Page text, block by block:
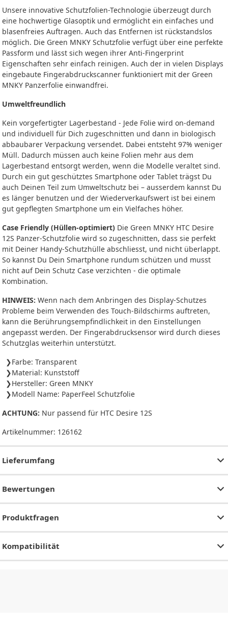
Unsere innovative Schutzfolien-Technologie überzeugt durch
eine hochwertige Glasoptik und ermöglicht ein einfaches und
blasenfreies Auftragen. Auch das Entfernen ist rückstandslos
möglich. Die Green MNKY Schutzfolie verfügt über eine perfekte
Passform und lässt sich wegen ihrer Anti-Fingerprint
Eigenschaften sehr einfach reinigen. Auch der in vielen Displays
eingebaute Fingerabdruckscanner funktioniert mit der Green
MNKY Panzerfolie einwandfrei.
Umweltfreundlich
Kein vorgefertigter Lagerbestand - Jede Folie wird on-demand
und individuell für Dich zugeschnitten und dann in biologisch
abbaubarer Verpackung versendet. Dabei entsteht 97% weniger
Müll. Dadurch müssen auch keine Folien mehr aus dem
Lagerbestand entsorgt werden, wenn die Modelle veraltet sind.
Durch ein gut geschütztes Smartphone oder Tablet trägst Du
auch Deinen Teil zum Umweltschutz bei – ausserdem kannst Du
es länger benutzen und der Wiederverkaufswert ist bei einem
gut gepflegten Smartphone um ein Vielfaches höher.
Case Friendly (Hüllen-optimiert) Die Green MNKY HTC Desire
12S Panzer-Schutzfolie wird so zugeschnitten, dass sie perfekt
mit Deiner Handy-Schutzhülle abschliesst, und nicht überlappt.
So kannst Du Dein Smartphone rundum schützen und musst
nicht auf Dein Schutz Case verzichten - die optimale
Kombination.
HINWEIS: Wenn nach dem Anbringen des Display-Schutzes
Probleme beim Verwenden des Touch-Bildschirms auftreten,
kann die Berührungsempfindlichkeit in den Einstellungen
angepasst werden. Der Fingerabdrucksensor wird durch dieses
Schutzglas weiterhin unterstützt.
Farbe: Transparent
Material: Kunststoff
Hersteller: Green MNKY
Modell Name: PaperFeel Schutzfolie
ACHTUNG: Nur passend für HTC Desire 12S
Artikelnummer: 126162
Lieferumfang
Bewertungen
Produktfragen
Kompatibilität